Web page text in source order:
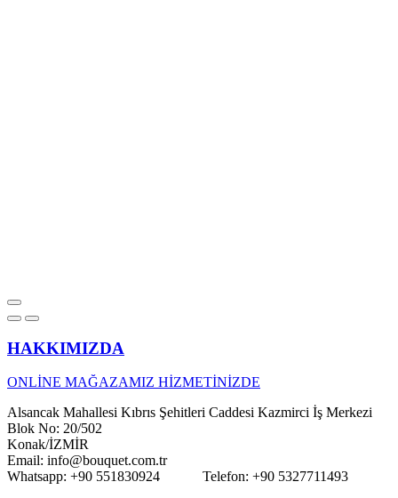
HAKKIMIZDA
ONLİNE MAĞAZAMIZ HİZMETİNİZDE
Alsancak Mahallesi Kıbrıs Şehitleri Caddesi Kazmirci İş Merkezi
Blok No: 20/502
Konak/İZMİR
Email: info@bouquet.com.tr
Whatsapp: +90 551830924 Telefon: +90 5327711493